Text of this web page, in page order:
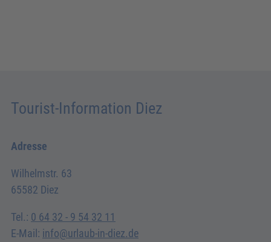
Tourist-Information Diez
Adresse
Wilhelmstr. 63
65582 Diez
Tel.: 0 64 32 - 9 54 32 11
E-Mail: info@urlaub-in-diez.de